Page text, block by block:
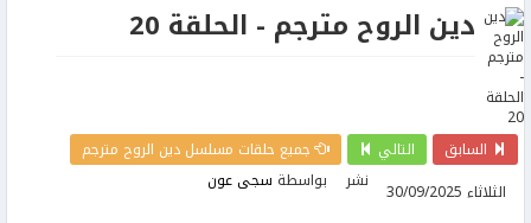
دين الروح مترجم - الحلقة 20
السابق التالي
جميع حلقات مسلسل دين الروح مترجم
نشر
الثلاثاء 30/09/2025 بواسطة سجى عون